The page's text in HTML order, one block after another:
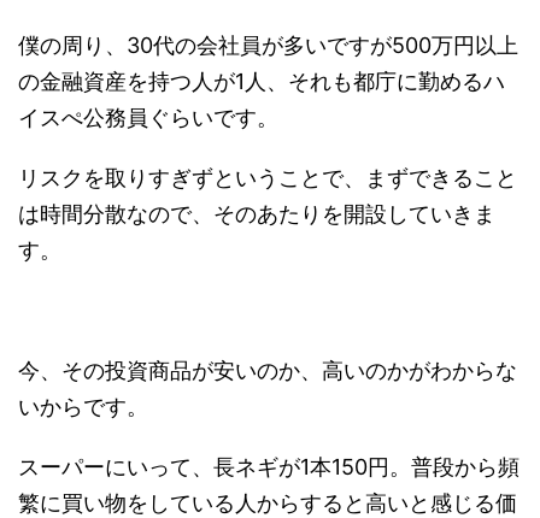
僕の周り、30代の会社員が多いですが500万円以上
の金融資産を持つ人が1人、それも都庁に勤めるハ
イスぺ公務員ぐらいです。
リスクを取りすぎずということで、まずできること
は時間分散なので、そのあたりを開設していきま
す。
今、その投資商品が安いのか、高いのかがわからな
いからです。
スーパーにいって、長ネギが1本150円。普段から頻
繁に買い物をしている人からすると高いと感じる価